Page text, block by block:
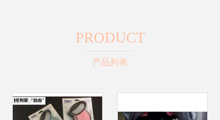
PRODUCT
产品列表